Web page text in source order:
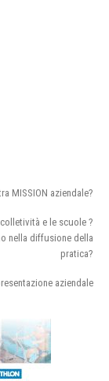
MISSION aziendale?
e le scuole ?
nella diffusione della
pratica?
aziendale